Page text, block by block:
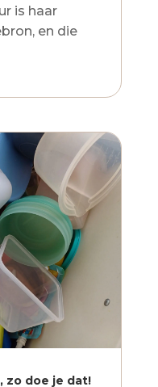
is haar
en die
zo doe je dat!